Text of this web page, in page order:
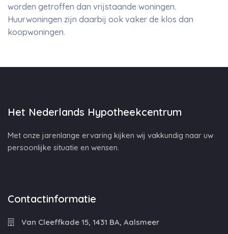
worden getroffen dan vrijstaande woningen.
Huurwoningen zijn daarbij ook vaker de klos dan
koopwoningen.
Het Nederlands Hypotheekcentrum
Met onze jarenlange ervaring kijken wij vakkundig naar uw
persoonlijke situatie en wensen.
Contactinformatie
Van Cleeffkade 15, 1431 BA, Aalsmeer